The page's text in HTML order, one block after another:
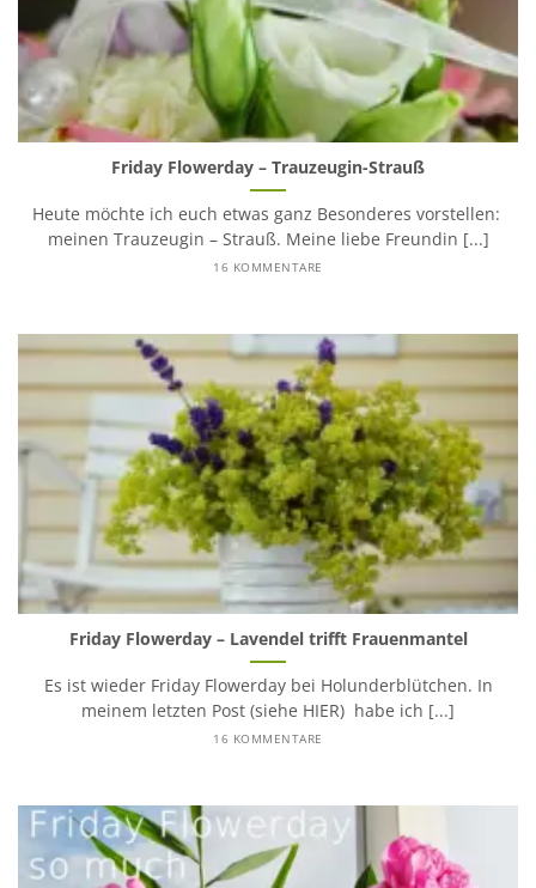
Friday Flowerday – Trauzeugin-Strauß
Heute möchte ich euch etwas ganz Besonderes vorstellen:
meinen Trauzeugin – Strauß. Meine liebe Freundin [...]
16 KOMMENTARE
Friday Flowerday – Lavendel trifft Frauenmantel
Es ist wieder Friday Flowerday bei Holunderblütchen. In
meinem letzten Post (siehe HIER) habe ich [...]
16 KOMMENTARE